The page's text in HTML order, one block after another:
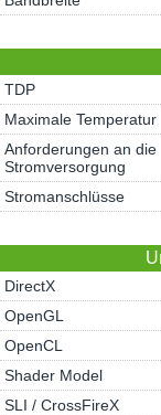
TDP
Maximale Temperatur
Anforderungen an die
Stromversorgung
Stromanschlüsse
DirectX
OpenGL
OpenCL
Shader Model
SLI / CrossFireX